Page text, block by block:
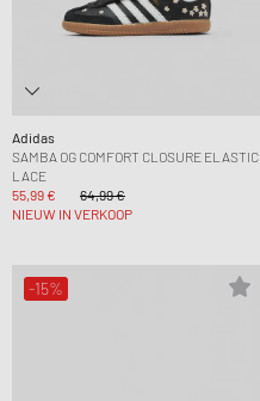
Adidas
SAMBA OG COMFORT CLOSURE ELASTIC
LACE
55,99 €
64,99 €
NIEUW IN VERKOOP
-15%